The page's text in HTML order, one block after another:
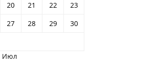
20 21 22
23
27 28 29
30
Июл